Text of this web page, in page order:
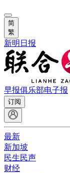
简
繁
新明日报
早报俱乐部电子报
订阅
最新
新加坡
民生民声
财经